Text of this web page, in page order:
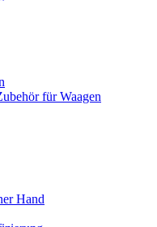
für Waagen
Hand